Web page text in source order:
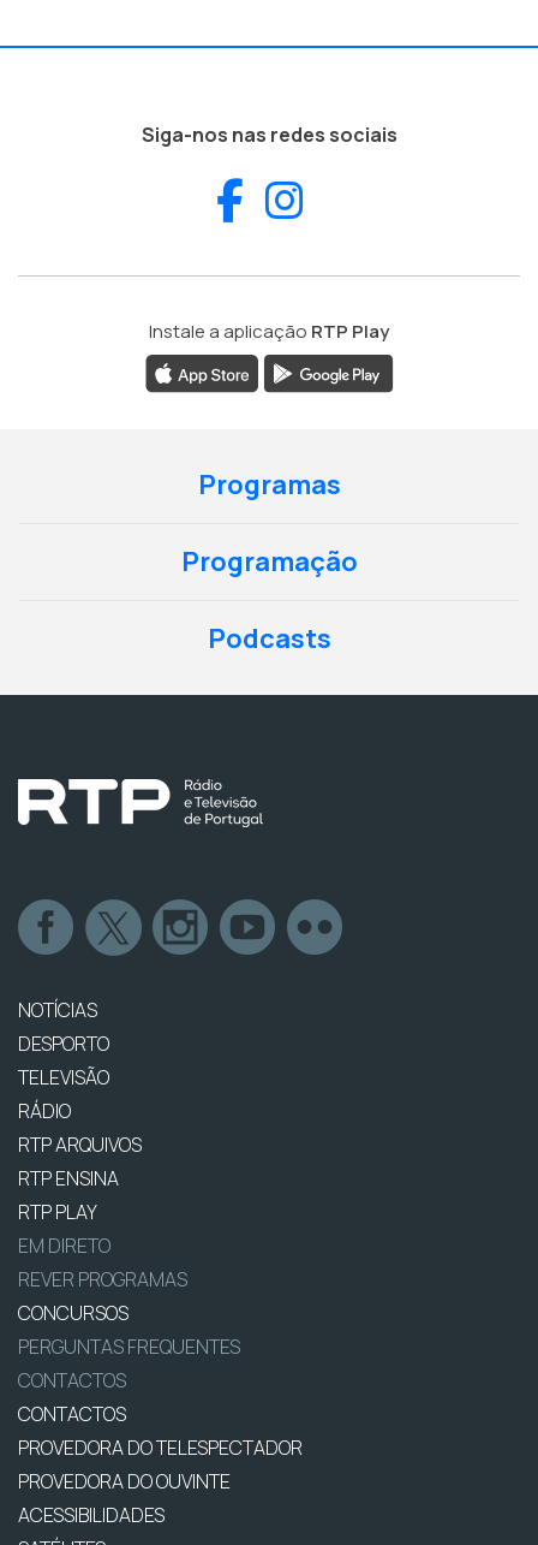
Siga-nos nas redes sociais
Facebook
Instale a aplicação RTP Play
Programas
Programação
Podcasts
NOTÍCIAS
DESPORTO
TELEVISÃO
RÁDIO
RTP ARQUIVOS
RTP ENSINA
RTP PLAY
EM DIRETO
REVER PROGRAMAS
CONCURSOS
PERGUNTAS FREQUENTES
CONTACTOS
CONTACTOS
PROVEDORA DO TELESPECTADOR
PROVEDORA DO OUVINTE
ACESSIBILIDADES